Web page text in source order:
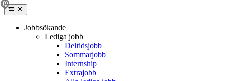
Jobbsökande
Lediga jobb
Deltidsjobb
Sommarjobb
Internship
Extrajobb